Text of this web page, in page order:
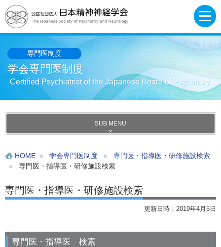
専門医制度
学会専門医制度
Certified Psychiatrist of the Japanese Board of Psychiatry
SUB MENU
HOME » 学会専門医制度 »
専門医・指導医・研修施設検索
»
専門医・指導医・研修施設検索
専門医・指導医・研修施設検索
更新日時：2019年4月5日
専門医・指導医 検索